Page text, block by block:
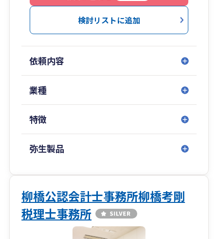
2 不動産賃貸業・管理業・資産税業務に強い
不動産賃貸業・管理業を得意業種とし資産税業務
にも注力しております。
3 建設業に強い
建設業を得意業種の一つとしています。一人親方
4 金融機関を意識した決算書作成
金融機関から融資をスムーズに受けるためには格
5 税務調査対応
弊所では一般の税理士事務所が敬遠するスポット
での税務調査立ち会いを数多く対応しています。
そのため、どのような申告書が調査対象となりや
検討リストに追加
依頼内容
業種
特徴
弥生製品
柳橋公認会計士事務所柳橋考剛
税理士事務所